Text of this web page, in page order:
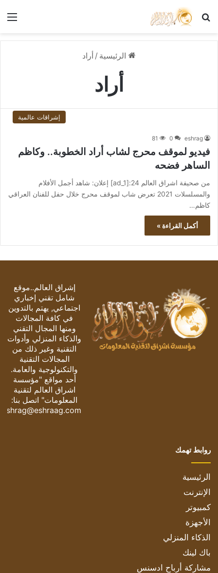
بحث عن
الرئيسية / أراد
أراد
إشراقات عالمية
eshrag
0
81
فيديو لموقف محرج لشاب أراد الخطوبة.. وكاظم
الساهر فضحه
من صحيفة اشراق العالم 24:[ad_1] إعلان: شاهد أجمل الأفلام
والمسلسلات 2021 تعرض شاب لموقف محرج خلال حفل للفنان العراقي
كاظم…
أكمل القراءة »
إشراق العالم..موقع
شامل تقني إخباري
اجتماعي, يهتم بالتدوين
في كافة المجالات
ومنها المجال التقني
والذكاء المنزلي وأدوات
التقنية وغير ذلك من
المجالات التقنية
والتكنولوجية والعامة.
أحد مواقع "مؤسسة
اشراق العالم لتقنية
المعلومات" اتصل بنا:
eshrag@eshraag.com
روابط تهمك
الرئيسية
الإنترنت
كمبيوتر
الأجهزة
الذكاء المنزلي
باك لينك
مشاركة أرباح ادسنس